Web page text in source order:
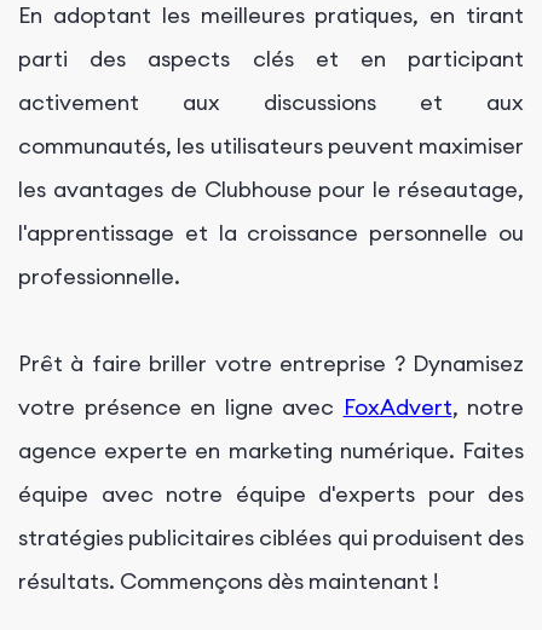
En adoptant les meilleures pratiques, en tirant
parti des aspects clés et en participant
activement aux discussions et aux
communautés, les utilisateurs peuvent maximiser
les avantages de Clubhouse pour le réseautage,
l'apprentissage et la croissance personnelle ou
professionnelle.
Prêt à faire briller votre entreprise ? Dynamisez
votre présence en ligne avec FoxAdvert, notre
agence experte en marketing numérique. Faites
équipe avec notre équipe d'experts pour des
stratégies publicitaires ciblées qui produisent des
résultats. Commençons dès maintenant !